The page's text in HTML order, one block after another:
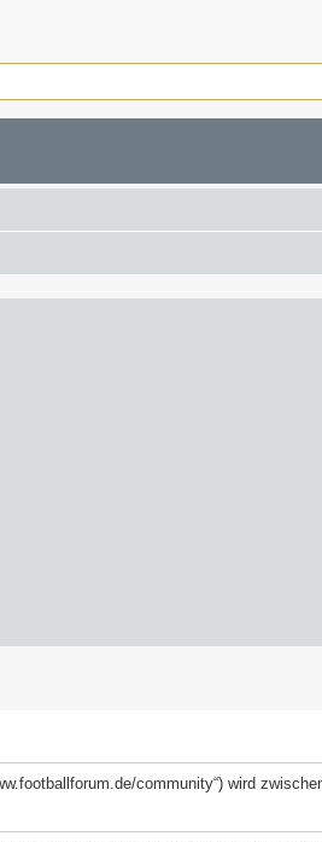
community“) wird